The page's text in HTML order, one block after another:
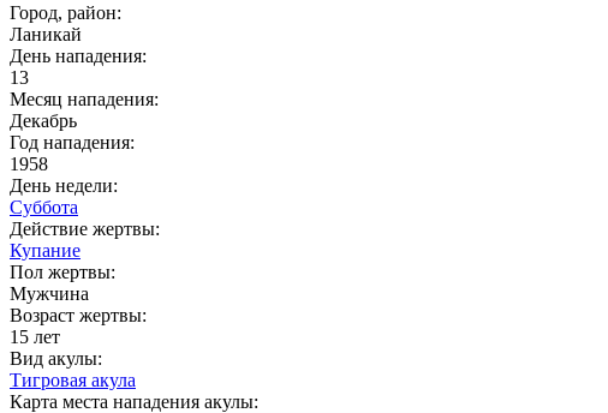
Город, район:
Ланикай
День нападения:
13
Месяц нападения:
Декабрь
Год нападения:
1958
День недели:
Суббота
Действие жертвы:
Купание
Пол жертвы:
Мужчина
Возраст жертвы:
15 лет
Вид акулы:
Тигровая акула
Карта места нападения акулы: